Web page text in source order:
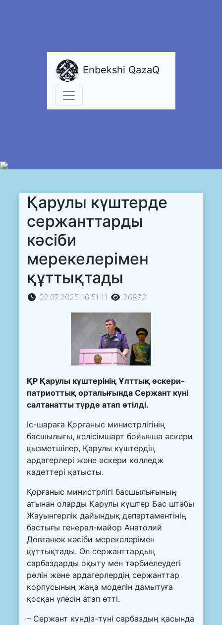
Enbekshi QazaQ
Қарулы күштерде
сержанттарды
кәсіби
мерекелерімен
құттықтады
02.07.2025 16:51:11 26872
ҚР Қарулы күштерінің Ұлттық әскери-
патриоттық орталығында Сержант күні
салтанатты түрде атап өтілді.
Іс-шараға Қорғаныс министрлігінің
басшылығы, келісімшарт бойынша әскери
қызметшілер, Қарулы күштердің
ардагерлері және әскери колледж
кадеттері қатысты.
Қорғаныс министрлігі басшылығының
атынан оларды Қарулы күштер Бас штабы
Жауынгерлік дайындық департаментінің
бастығы генерал-майор Анатолий
Довганюк кәсіби мерекелерімен
құттықтады. Ол сержанттардың
сарбаздарды оқыту мен тәрбиелеудегі
рөлін және ардагерлердің сержанттар
корпусының жаңа моделін дамытуға
қосқан үлесін атап өтті.
– Сержант күндіз-түні сарбаздың қасында